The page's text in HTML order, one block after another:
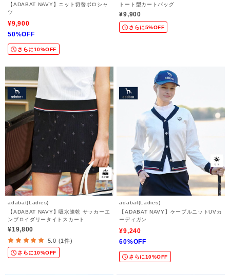
【ADABAT NAVY】ニット切替ポロシャ
ツ
¥9,900
50%OFF
さらに10%OFF
トート型カートバッグ
¥9,900
さらに5%OFF
adabat(Ladies)
【ADABAT NAVY】吸水速乾 サッカーエ
ンブロイダリータイトスカート
¥19,800
5.0 (1件)
さらに10%OFF
adabat(Ladies)
【ADABAT NAVY】ケーブルニットUVカ
ーディガン
¥9,240
60%OFF
さらに10%OFF